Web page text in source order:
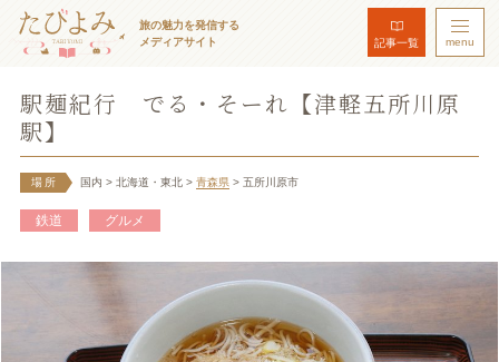
旅の魅力を発信する
メディアサイト
記事一覧 menu
駅麺紀行 でる・そーれ【津軽五所川原
駅】
場所 国内 > 北海道・東北 > 青森県 > 五所川原市
鉄道 グルメ